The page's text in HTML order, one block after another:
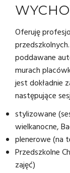
Oferuję
poddawane
murach
jest dokładnie
następujące
stylizowane
wielkanocne,
plenerowe (na
Przedszkolne
zajęć)